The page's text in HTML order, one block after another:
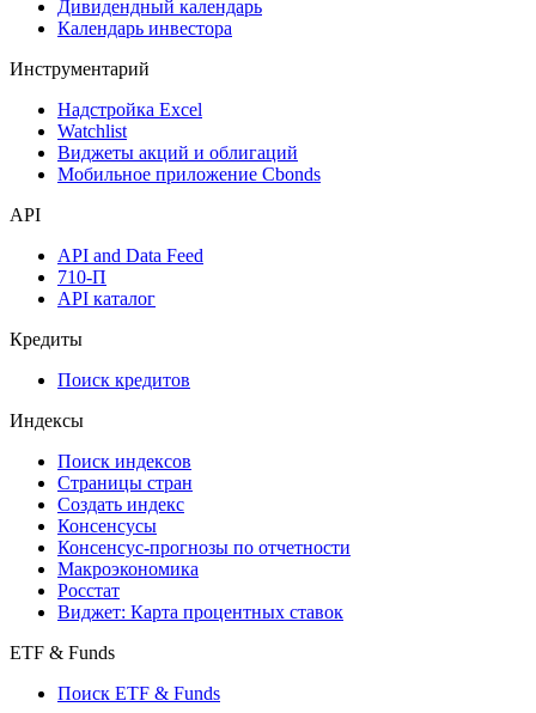
Дивидендный календарь
Календарь инвестора
Инструментарий
Надстройка Excel
Watchlist
Виджеты акций и облигаций
Мобильное приложение Cbonds
API
API and Data Feed
710-П
API каталог
Кредиты
Поиск кредитов
Индексы
Поиск индексов
Страницы стран
Создать индекс
Консенсусы
Консенсус-прогнозы по отчетности
Макроэкономика
Росстат
Виджет: Карта процентных ставок
ETF & Funds
Поиск ETF & Funds